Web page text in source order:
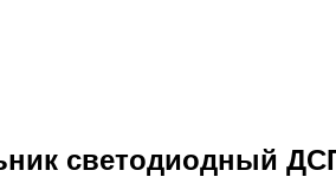
светодиодный